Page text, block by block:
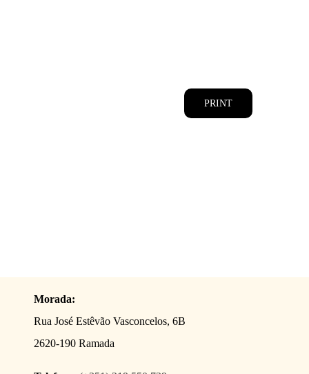
PRINT
Morada:
Rua José Estêvão Vasconcelos, 6B
2620-190 Ramada